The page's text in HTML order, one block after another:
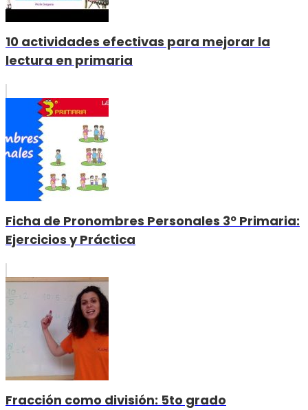
10 actividades efectivas para mejorar la
lectura en primaria
Ficha de Pronombres Personales 3º Primaria:
Ejercicios y Práctica
Fracción como división: 5to grado